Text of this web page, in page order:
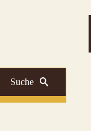
Suche